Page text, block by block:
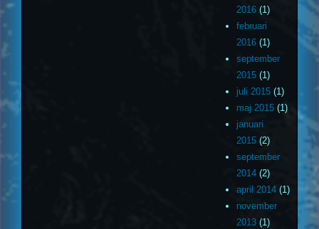
2016(1)
februari
2016(1)
september
2015(1)
juli 2015(1)
maj 2015(1)
januari
2015(2)
september
2014(2)
april 2014(1)
november
2013(1)